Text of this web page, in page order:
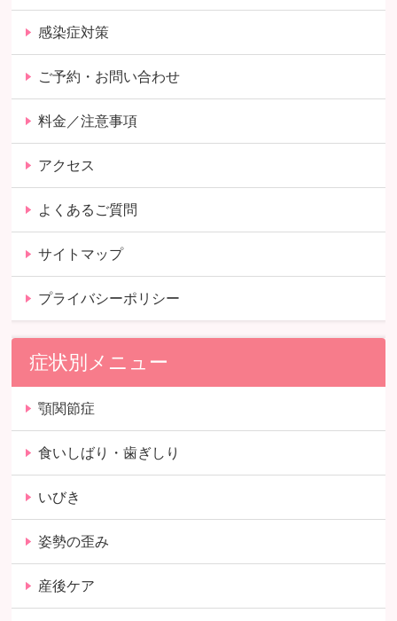
感染症対策
ご予約・お問い合わせ
料金／注意事項
アクセス
よくあるご質問
サイトマップ
プライバシーポリシー
症状別メニュー
顎関節症
食いしばり・歯ぎしり
いびき
姿勢の歪み
産後ケア